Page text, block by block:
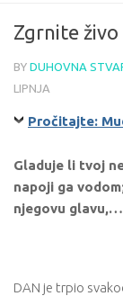
Zgrnite
BY DUHOVNA
LIPNJA
Pročitajte:
Gladuje li tvoj
napoji ga
njegovu glavu,…
DAN je trpio